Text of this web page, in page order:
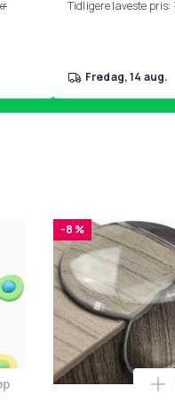
Tidligere laveste pris:
fredag, 14 aug.
i handlekurven
3-Pak - Fidget Spinners
-8 %